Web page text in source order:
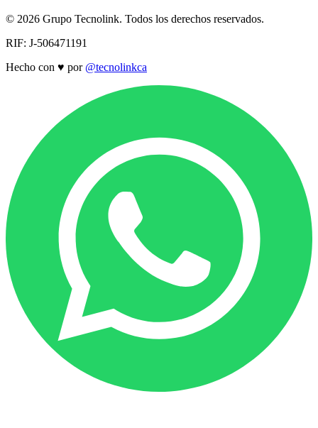
© 2026 Grupo Tecnolink. Todos los derechos reservados.
RIF: J-506471191
Hecho con ♥ por @tecnolinkca